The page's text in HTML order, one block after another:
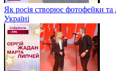
Як росія створює фотофейки
Україні